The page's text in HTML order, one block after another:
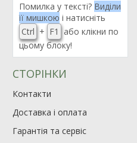
Помилка у тексті? Виділи
її мишкою і натисніть
Ctrl + F1
або клікни по
цьому блоку!
СТОРІНКИ
Контакти
Доставка і оплата
Гарантія та сервіс